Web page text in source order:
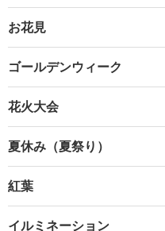
お花見
ゴールデンウィーク
花火大会
夏休み（夏祭り）
紅葉
イルミネーション